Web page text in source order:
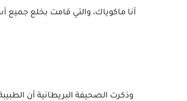
آنا ماكوياك، والتي قامت بخلع جميع